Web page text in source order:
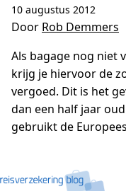
10 augustus 2012
Door Rob Demmers
Als bagage nog niet
krijg je hiervoor de
vergoed. Dit is het
dan een half jaar
gebruikt de